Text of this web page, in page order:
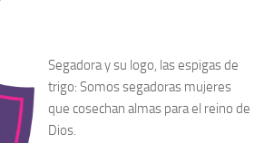
Segadora y su logo, las espigas de
trigo: Somos segadoras mujeres
que cosechan almas para el reino de
Dios.